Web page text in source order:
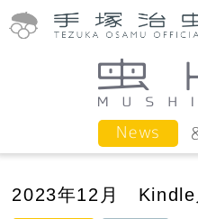
News
2023年12月 Kindle